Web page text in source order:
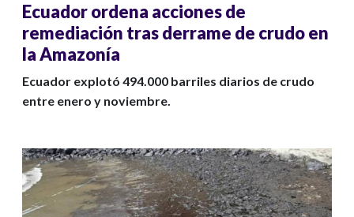
Ecuador ordena acciones de
remediación tras derrame de crudo en
la Amazonía
Ecuador explotó 494.000 barriles diarios de crudo
entre enero y noviembre.